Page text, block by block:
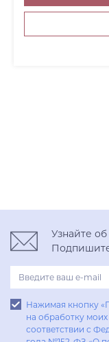
Узнайте
Нажимая кнопку
на обработку
соответствии с